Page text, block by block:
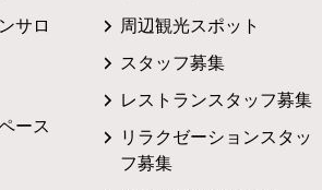
サロ
ース
周辺観光スポット
スタッフ募集
レストランスタッフ募集
リラクゼーションスタッ
フ募集